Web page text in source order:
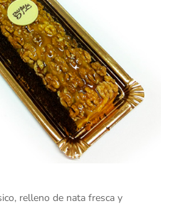
relleno de nata fresca y